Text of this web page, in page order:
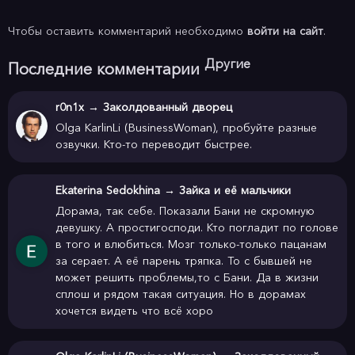
Впрочем, получается довольно неплохо – это еще старик
Джеки Чан подметил, чем и покорил весь мир. Остальные
мир должен быть оптимистичным. И в итоге добро всё
равно победит – это же Азия. Но тем не менее смотреть
кино легко и приятно. А что еще нужно, чтобы скоротать
Чтобы оставить комментарий необходимо войти на сайт.
Последние комментарии Другие
r0n1x → Заколдованный дворец
Olga KarlinLi (BusinessWoman), пробуйте разные
озвучки. Кто-то переводит быстрее.
Ekaterina Sedokhina → Зайка и её мальчики
Дорама, так себе. Показали Бани не скромную
девушку. А простигосподи. Кто погладит по голове
в того и влюбиться. Мозг только-только пацанам
за серает. А её парень тряпка. То с бывшей не
может решить проблемы,то с Бани. Да в жизни
сплош и рядом такая ситуация. Но в дорамах
хочется видеть что всё хоро